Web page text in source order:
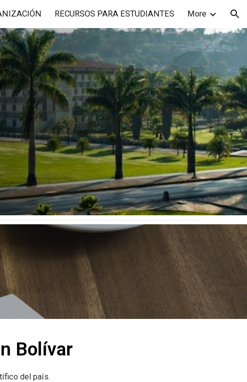
RECURSOS PARA ESTUDIANTES More
Bolívar
del país.